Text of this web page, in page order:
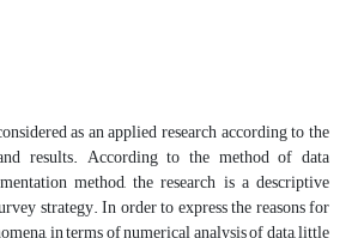
as an applied research according to the
results. According to the method of data
method, the research is a descriptive
strategy. In order to express the reasons for